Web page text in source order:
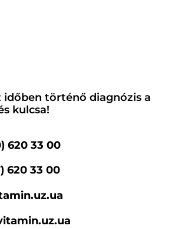
időben történő diagnózis a
kulcsa!
620 33 00
620 33 00